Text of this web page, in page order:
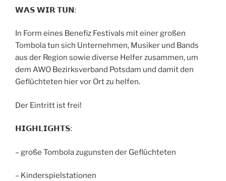
𝗪𝗔𝗦 𝗪𝗜𝗥 𝗧𝗨𝗡:
In Form eines Benefiz Festivals mit einer großen
Tombola tun sich Unternehmen, Musiker und Bands
aus der Region sowie diverse Helfer zusammen, um
dem AWO Bezirksverband Potsdam und damit den
Geflüchteten hier vor Ort zu helfen.
Der Eintritt ist frei!
𝗛𝗜𝗚𝗛𝗟𝗜𝗚𝗛𝗧𝗦:
– große Tombola zugunsten der Geflüchteten
– Kinderspielstationen